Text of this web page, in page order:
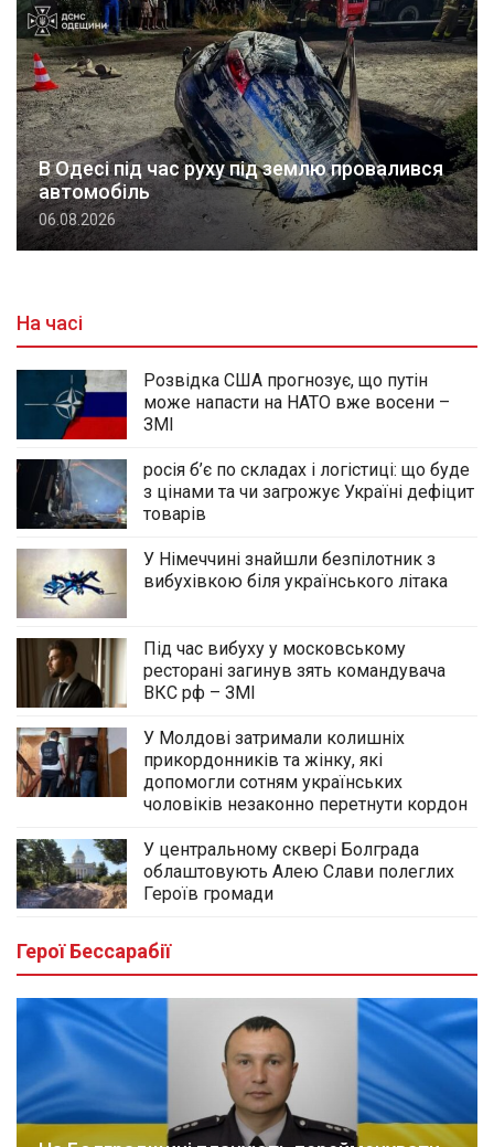
В Одесі під час руху під землю провалився
автомобіль
06.08.2026
На часі
Розвідка США прогнозує, що путін
може напасти на НАТО вже восени –
ЗМІ
росія б’є по складах і логістиці: що буде
з цінами та чи загрожує Україні дефіцит
товарів
У Німеччині знайшли безпілотник з
вибухівкою біля українського літака
Під час вибуху у московському
ресторані загинув зять командувача
ВКС рф – ЗМІ
У Молдові затримали колишніх
прикордонників та жінку, які
допомогли сотням українських
чоловіків незаконно перетнути кордон
У центральному сквері Болграда
облаштовують Алею Слави полеглих
Героїв громади
Герої Бессарабії